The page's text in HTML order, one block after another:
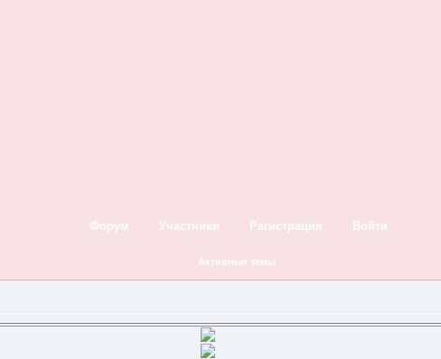
Форум Участники Регистрация Войти
Активные темы